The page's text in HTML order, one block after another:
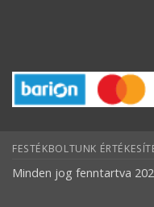
FESTÉKBOLTUNK
Minden jog fenntartva